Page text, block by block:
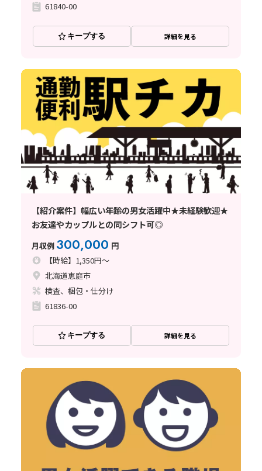
61840-00
キープする 詳細を見る
【紹介案件】幅広い年齢の男女活躍中★未経験歓迎★
お友達やカップルとの同シフト可◎
月収例 300,000 円
【時給】1,350円～
北海道恵庭市
検査、梱包・仕分け
61836-00
キープする 詳細を見る